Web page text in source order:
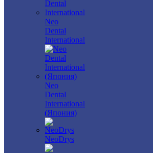
Neo
Dental
International
Neo
Dental
International
(Япония)
NeoDrys